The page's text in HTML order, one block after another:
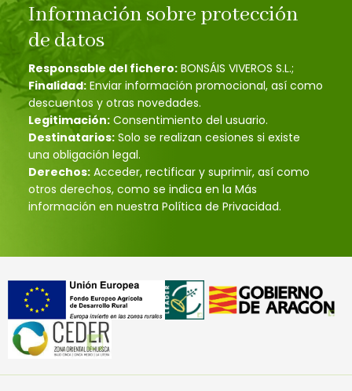
Información sobre protección
de datos
Responsable del fichero: BONSÁIS VIVEROS S.L.;
Finalidad: Enviar información promocional, así como
descuentos y otras novedades.
Legitimación: Consentimiento del usuario.
Destinatarios: Solo se realizan cesiones si existe
una obligación legal.
Derechos: Acceder, rectificar y suprimir, así como
otros derechos, como se indica en la Más
información en nuestra Política de Privacidad.